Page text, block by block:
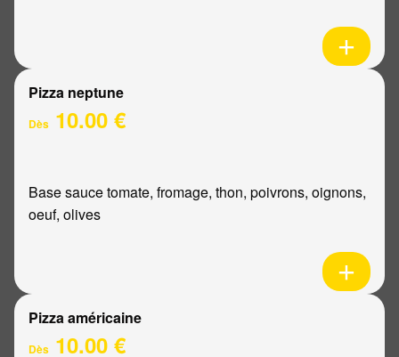
Pizza neptune
Dès 10.00 €
Base sauce tomate, fromage, thon, poivrons, oignons,
oeuf, olives
Pizza américaine
Dès 10.00 €